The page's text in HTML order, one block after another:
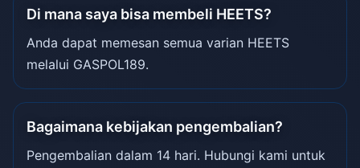
Di mana saya bisa membeli HEETS?
Anda dapat memesan semua varian HEETS
melalui GASPOL189.
Bagaimana kebijakan pengembalian?
Pengembalian dalam 14 hari. Hubungi kami untuk